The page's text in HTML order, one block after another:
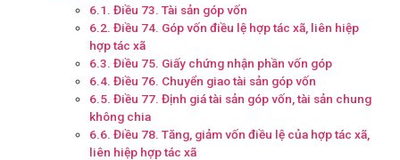
Điều 73. Tài sản góp vốn
Điều 74. Góp vốn điều lệ hợp tác xã, liên hiệp
hợp tác xã
Điều 75. Giấy chứng nhận phần vốn góp
Điều 76. Chuyển giao tài sản góp vốn
Điều 77. Định giá tài sản góp vốn, tài sản chung
không chia
Điều 78. Tăng, giảm vốn điều lệ của hợp tác xã,
liên hiệp hợp tác xã